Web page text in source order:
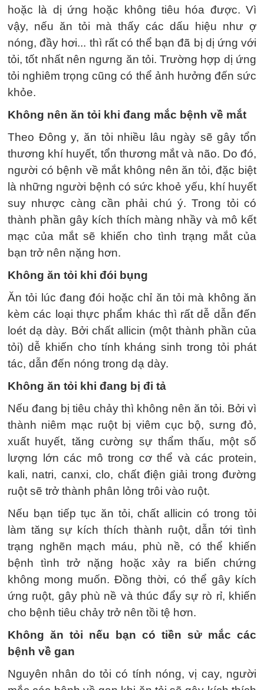
hoặc là dị ứng hoặc không tiêu hóa được. Vì
vậy, nếu ăn tỏi mà thấy các dấu hiệu như ợ
nóng, đầy hơi... thì rất có thể bạn đã bị dị ứng với
tỏi, tốt nhất nên ngưng ăn tỏi. Trường hợp dị ứng
tỏi nghiêm trọng cũng có thể ảnh hưởng đến sức
khỏe.
Không nên ăn tỏi khi đang mắc bệnh về mắt
Theo Đông y, ăn tỏi nhiều lâu ngày sẽ gây tổn
thương khí huyết, tổn thương mắt và não. Do đó,
người có bệnh về mắt không nên ăn tỏi, đặc biệt
là những người bệnh có sức khoẻ yếu, khí huyết
suy nhược càng cần phải chú ý. Trong tỏi có
thành phần gây kích thích màng nhầy và mô kết
mạc của mắt sẽ khiến cho tình trạng mắt của
bạn trở nên nặng hơn.
Không ăn tỏi khi đói bụng
Ăn tỏi lúc đang đói hoặc chỉ ăn tỏi mà không ăn
kèm các loại thực phẩm khác thì rất dễ dẫn đến
loét dạ dày. Bởi chất allicin (một thành phần của
tỏi) dễ khiến cho tính kháng sinh trong tỏi phát
tác, dẫn đến nóng trong dạ dày.
Không ăn tỏi khi đang bị đi tả
Nếu đang bị tiêu chảy thì không nên ăn tỏi. Bởi vì
thành niêm mạc ruột bị viêm cục bộ, sưng đỏ,
xuất huyết, tăng cường sự thẩm thấu, một số
lượng lớn các mô trong cơ thể và các protein,
kali, natri, canxi, clo, chất điện giải trong đường
ruột sẽ trở thành phân lỏng trôi vào ruột.
Nếu bạn tiếp tục ăn tỏi, chất allicin có trong tỏi
làm tăng sự kích thích thành ruột, dẫn tới tình
trạng nghẽn mạch máu, phù nề, có thể khiến
bệnh tình trở nặng hoặc xảy ra biến chứng
không mong muốn. Đồng thời, có thể gây kích
ứng ruột, gây phù nề và thúc đẩy sự rò rỉ, khiến
cho bệnh tiêu chảy trở nên tồi tệ hơn.
Không ăn tỏi nếu bạn có tiền sử mắc các
bệnh về gan
Nguyên nhân do tỏi có tính nóng, vị cay, người